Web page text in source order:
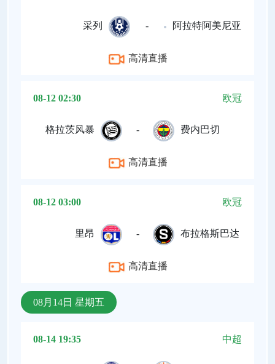
采列 - 阿拉特阿美尼亚
高清直播
08-12 02:30 欧冠
格拉茨风暴 - 费内巴切
高清直播
08-12 03:00 欧冠
里昂 - 布拉格斯巴达
高清直播
08月14日 星期五
08-14 19:35 中超